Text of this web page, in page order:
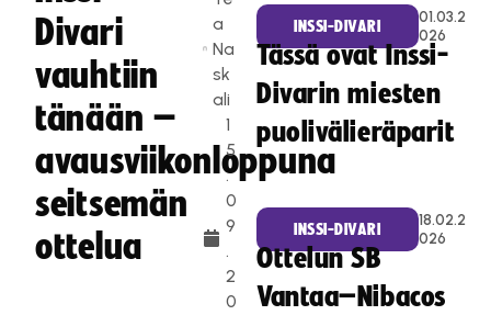
Divari
vauhtiin
tänään –
avausviikonloppuna
seitsemän
ottelua
a
Na
sk
ali
1
5
.
0
9
.
2
0
INSSI-DIVARI
01.03.2
026
Tässä ovat Inssi-
Divarin miesten
puolivälieräparit
INSSI-DIVARI
18.02.2
026
Ottelun SB
Vantaa–Nibacos